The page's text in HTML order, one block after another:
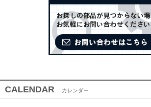
CALENDAR カレンダー